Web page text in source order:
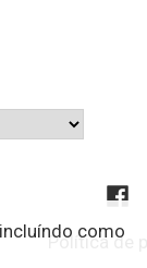
Política de
como